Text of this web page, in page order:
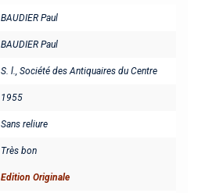
BAUDIER Paul
BAUDIER Paul
S. l., Société des Antiquaires du Centre
1955
Sans reliure
Très bon
Edition Originale